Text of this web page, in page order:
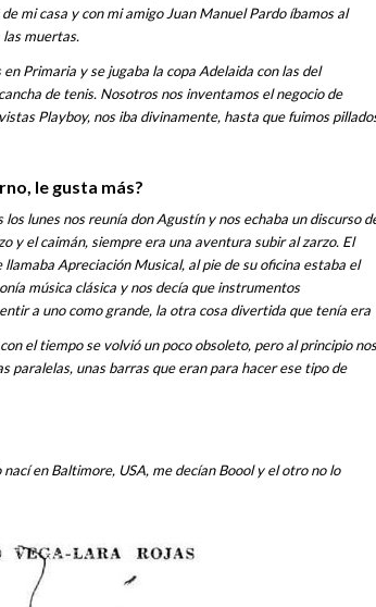
mi casa y con mi amigo Juan Manuel Pardo íbamos al
muertas.
Primaria y se jugaba la copa Adelaida con las del
de tenis. Nosotros nos inventamos el negocio de
Playboy, nos iba divinamente, hasta que fuimos
le gusta más?
lunes nos reunía don Agustín y nos echaba un discurso
y el caimán, siempre era una aventura subir al zarzo. El
Apreciación Musical, al pie de su oficina estaba el
música clásica y nos decía que instrumentos
a uno como grande, la otra cosa divertida que tenía era
el tiempo se volvió un poco obsoleto, pero al principio nos
paralelas, unas barras que eran para hacer ese tipo de
en Baltimore, USA, me decían Boool y el otro no lo